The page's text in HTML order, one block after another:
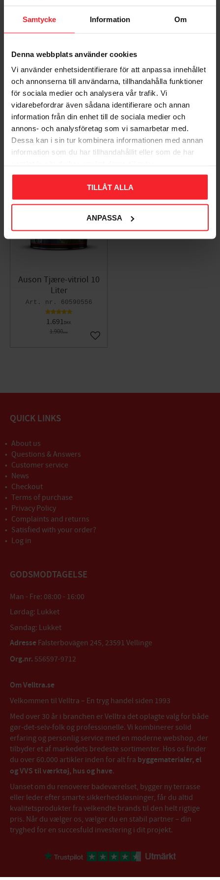
Samtycke Information Om
Denna webbplats använder cookies
Vi använder enhetsidentifierare för att anpassa innehållet
och annonserna till användarna, tillhandahålla funktioner
för sociala medier och analysera vår trafik. Vi
vidarebefordrar även sådana identifierare och annan
information från din enhet till de sociala medier och
annons- och analysföretag som vi samarbetar med.
Dessa kan i sin tur kombinera informationen med annan
information som du har tillhandahållit eller som de har
TILLÅT ALLA
ANPASSA
Bliv den første, der giver en bedømmelse.
Populära produkter
Auson Tjære-vitriol 10
Liter
60590556
1.691DKK
1.900DKK
11%
Gem som favorit
QUICK LINKS
About us
Questions & Answers
Customer service
News
Checkout
Terms of purchase
Privacy Policy
Complaints and returns
Satisfied with your order?
Log in
GODSMODTAGELSE
Man - Fre: 08:00 - 16:00
Lørdag: Lukket
Søndag: Lukket
Adresse Falsterbovägen 245, 23591 Vellinge
Org.nr. 556597-9712
Om Velltra.se
Velkommen til Velltra – En tryg handel siden 1993
Med over 30 år i branchen er Velltra det oplagte valg for både
gør-det-selv-folk og professionelle. Vi kombinerer solid
erfaring og personlig service med en moderne webshop, der
tilbyder et af markedets bredeste sortimenter. Hos os finder
du over 60.000 artikler inden for alt fra byggematerialer, el
og VVS til værktøj, hus og have.
Uanset om du renoverer badeværelset, bygger ny terrasse
eller leder efter smarte sikkerhedsløsninger, får du altid
kvalitetsprodukter fra velkendte brands til den helt rigtige
pris. Når du vælger os, vælger du en stabil partner – din
tryghed for en succesfuld investering i dit projekt.